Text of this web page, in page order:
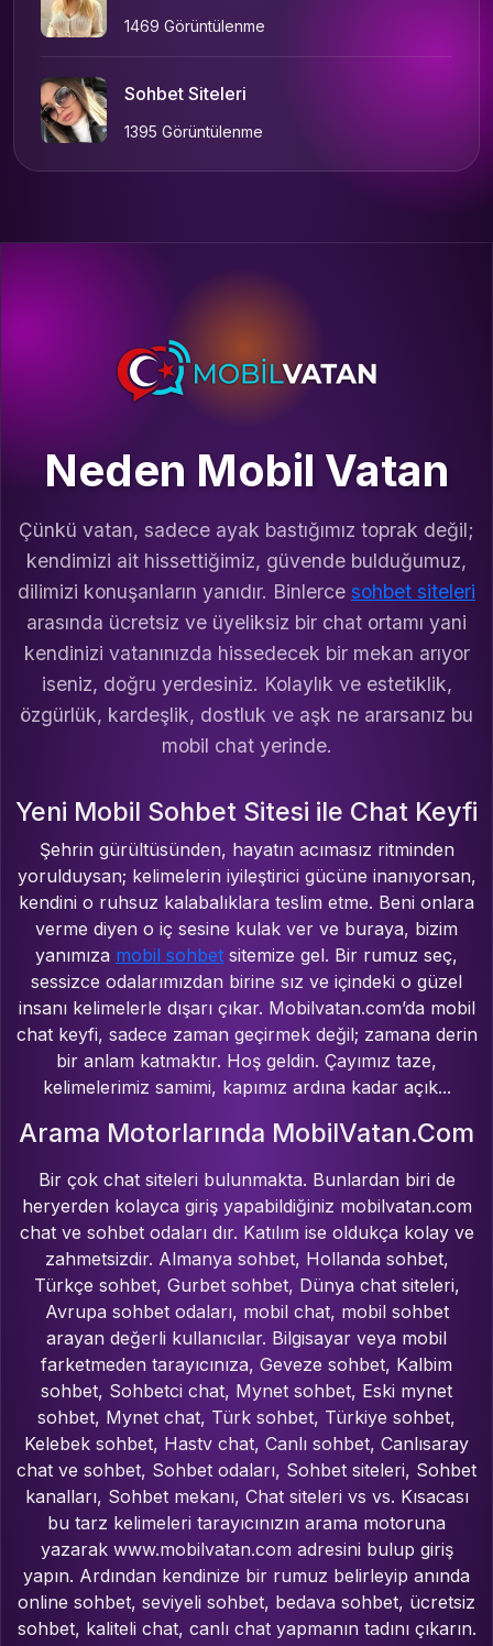
1469 Görüntülenme
Sohbet Siteleri
1395 Görüntülenme
Neden Mobil Vatan
Çünkü vatan, sadece ayak bastığımız toprak değil;
kendimizi ait hissettiğimiz, güvende bulduğumuz,
dilimizi konuşanların yanıdır. Binlerce sohbet siteleri
arasında ücretsiz ve üyeliksiz bir chat ortamı yani
kendinizi vatanınızda hissedecek bir mekan arıyor
iseniz, doğru yerdesiniz. Kolaylık ve estetiklik,
özgürlük, kardeşlik, dostluk ve aşk ne ararsanız bu
mobil chat yerinde.
Yeni Mobil Sohbet Sitesi ile Chat Keyfi
Şehrin gürültüsünden, hayatın acımasız ritminden
yorulduysan; kelimelerin iyileştirici gücüne inanıyorsan,
kendini o ruhsuz kalabalıklara teslim etme. Beni onlara
verme diyen o iç sesine kulak ver ve buraya, bizim
yanımıza mobil sohbet sitemize gel. Bir rumuz seç,
sessizce odalarımızdan birine sız ve içindeki o güzel
insanı kelimelerle dışarı çıkar. Mobilvatan.com’da mobil
chat keyfi, sadece zaman geçirmek değil; zamana derin
bir anlam katmaktır. Hoş geldin. Çayımız taze,
kelimelerimiz samimi, kapımız ardına kadar açık...
Arama Motorlarında MobilVatan.Com
Bir çok chat siteleri bulunmakta. Bunlardan biri de
heryerden kolayca giriş yapabildiğiniz mobilvatan.com
chat ve sohbet odaları dır. Katılım ise oldukça kolay ve
zahmetsizdir. Almanya sohbet, Hollanda sohbet,
Türkçe sohbet, Gurbet sohbet, Dünya chat siteleri,
Avrupa sohbet odaları, mobil chat, mobil sohbet
arayan değerli kullanıcılar. Bilgisayar veya mobil
farketmeden tarayıcınıza, Geveze sohbet, Kalbim
sohbet, Sohbetci chat, Mynet sohbet, Eski mynet
sohbet, Mynet chat, Türk sohbet, Türkiye sohbet,
Kelebek sohbet, Hastv chat, Canlı sohbet, Canlısaray
chat ve sohbet, Sohbet odaları, Sohbet siteleri, Sohbet
kanalları, Sohbet mekanı, Chat siteleri vs vs. Kısacası
bu tarz kelimeleri tarayıcınızın arama motoruna
yazarak www.mobilvatan.com adresini bulup giriş
yapın. Ardından kendinize bir rumuz belirleyip anında
online sohbet, seviyeli sohbet, bedava sohbet, ücretsiz
sohbet, kaliteli chat, canlı chat yapmanın tadını çıkarın.